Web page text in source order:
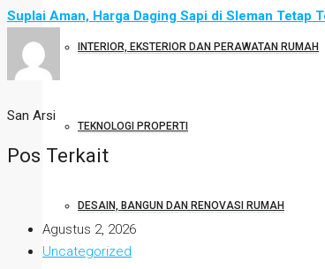
INTERIOR, EKSTERIOR DAN PERAWATAN RUMAH
TEKNOLOGI PROPERTI
DESAIN, BANGUN DAN RENOVASI RUMAH
Suplai Aman, Harga Daging Sapi di Sleman Tetap
San Arsi
Pos Terkait
Agustus 2, 2026
Uncategorized